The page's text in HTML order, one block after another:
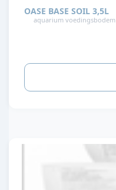
OASE BASE SOIL 3,5L
aquarium voedingsbodem